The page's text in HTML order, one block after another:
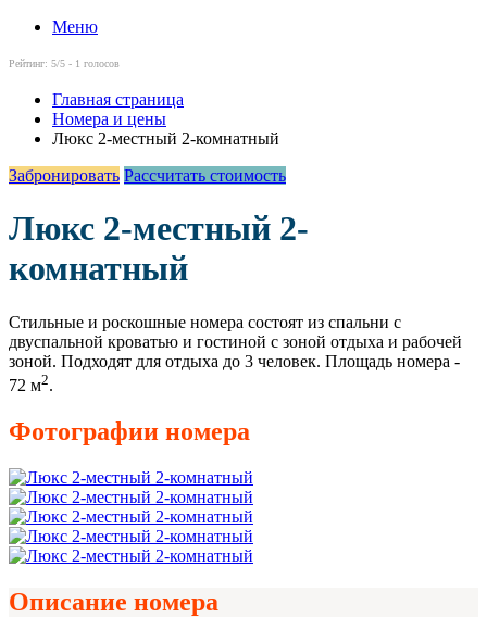
Меню
Рейтинг: 5/5 - 1 голосов
Главная страница
Номера и цены
Люкс 2-местный 2-комнатный
Забронировать Рассчитать стоимость
Люкс 2-местный 2-
комнатный
Стильные и роскошные номера состоят из спальни с
двуспальной кроватью и гостиной с зоной отдыха и рабочей
зоной. Подходят для отдыха до 3 человек. Площадь номера -
72 м2.
Фотографии номера
Описание номера